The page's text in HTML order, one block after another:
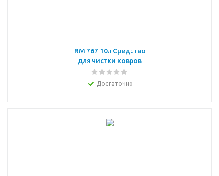
RM 767 10л Средство
для чистки ковров
Достаточно